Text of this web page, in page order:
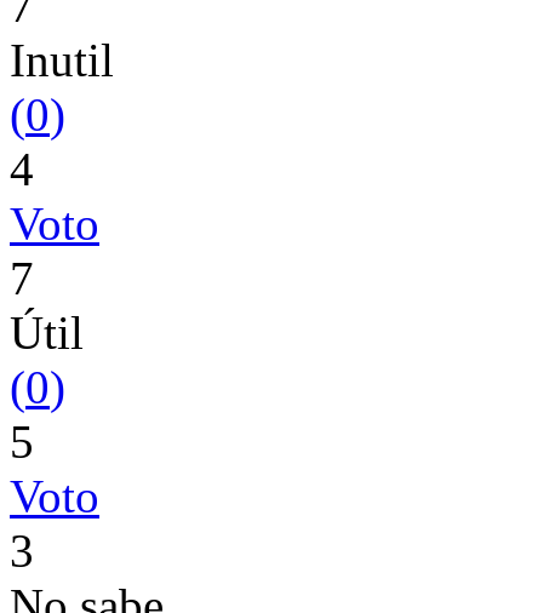
Inutil
(0)
4
Voto
7
Útil
(0)
5
Voto
3